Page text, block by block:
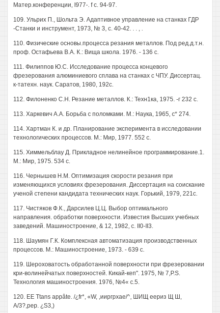
Матер.конференции, I977-. f с. 94-97.
109. Ульрих П., Шольта Э. Адаптивное управление на станках ГДР
-Станки и инструмент, 1973, № 3, с. 40-42. . . , .
110. Физические основы.процесса резания металлов. Под ред.д.т.н.
проф. Остафьева В.А. К.: Вища школа. 1976. - 136 с.
111. Филиппов Ю.С. Исследование процесса концевого
фрезерования алюминиевого сплава на станках с ЧПУ. Диссертац.
к-татехн. наук. Саратов, 1980, 192с.
112. Филоненко С.Н. Резание металлов. К.: Техн1ка, 1975. -г 232 с.
113. Харкевич A.A. Борьба с поломками. М.: Наука, 1965, с* 274.
114. Хартман К. и др. Планирование эксперимента в исследовании
технологических процессов. М.: Мир, 1977. 552 с.
115. Химмельблау Д. Прикладное нелинейное программирование.1.
М.: Мир, 1975. 534 с.
116. Чернышев Н.М. Оптимизация скорости резания при
изменяющихся условиях фрезерования. Диссертация на соискание
ученой степени кандидата технических наук. Горький, 1979, 221с.
117. Чистяков Ф.К., Дарсилев Ц.Ц. Выбор оптимального
направления. обработки поверхности. Известия Высших учебных
заведений. Машиностроение, & 12, 1982, с. II0-II3.
118. Шаумян Г.К. Комплексная автоматизация производственных
процессов. М.: Машиностроение, 1973. - 639 с.
119. Шероховатость обработанной поверхности при фрезеровании
кри-волинейчатых поверхностей. Кикай-кеп". 1975, № 7,P.S.
Технология машиностроения. 1976, №4« с.5.
120. EE Ttans appâte. /¿fr*, «W, ,ииргрхае/^, ШИЩ еериз Щ Ш,
A/3?,pep. ¿S3,)